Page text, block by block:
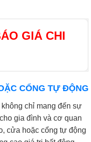
GIÁ CHI
CỔNG TỰ ĐỘNG
chỉ mang đến sự
gia đình và cơ quan
cửa hoặc cổng tự động